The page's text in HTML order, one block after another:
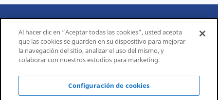
CORPORATIVO
INFORMACIÓ SOBRE LA BOTIGA
Al hacer clic en “Aceptar todas las cookies”, usted acepta
que las cookies se guarden en su dispositivo para mejorar
la navegación del sitio, analizar el uso del mismo, y
colaborar con nuestros estudios para marketing.
Configuración de cookies